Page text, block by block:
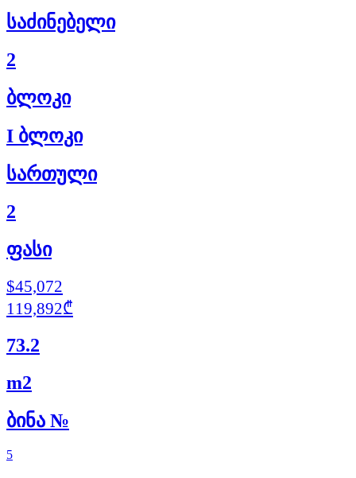
საძინებელი
2
ბლოკი
I ბლოკი
სართული
2
ფასი
$45,072
119,892₾
73.2
m2
ბინა №
5